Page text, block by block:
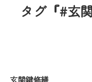
タグ『#玄
玄関鍵修繕